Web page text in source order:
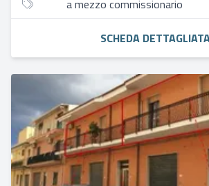
a mezzo commissionario
SCHEDA